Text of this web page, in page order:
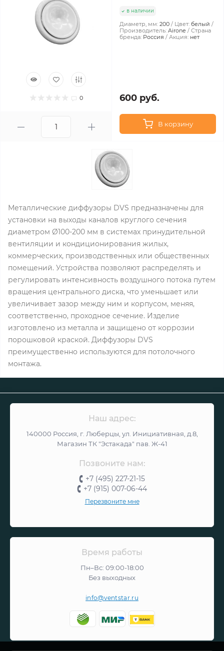
0
в наличии
Диаметр, мм: 200 Цвет: белый
Производитель: Airone
Страна
бренда: Россия Акция: нет
600 руб.
В корзину
Металлические диффузоры DVS предназначены для
установки на выходы каналов круглого сечения
диаметром Ø100-200 мм в системах принудительной
вентиляции и кондиционирования жилых,
коммерческих, производственных или общественных
помещений. Устройства позволяют распределять и
регулировать интенсивность воздушного потока путем
вращения центрального диска, что уменьшает или
увеличивает зазор между ним и корпусом, меняя,
соответственно, проходное сечение. Изделие
изготовлено из металла и защищено от коррозии
порошковой краской. Диффузоры DVS
преимущественно используются для потолочного
монтажа.
Наш адрес:
140000 Россия, г. Люберцы, ул. Инициативная, д.8,
Магазин ТК "Эстакада" пав. Ж-41
Позвоните нам:
+7 (495) 227-21-15
+7 (915) 007-06-44
Перезвоните мне
Время работы
Пн–Вс: 09:00-18:00
Без выходных
info@ventstar.ru